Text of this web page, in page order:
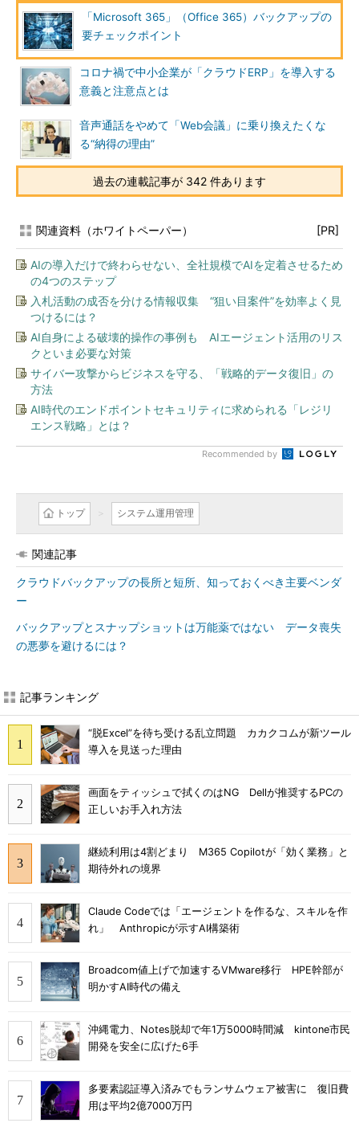
「Microsoft 365」（Office 365）バックアップの
要チェックポイント
コロナ禍で中小企業が「クラウドERP」を導入する
意義と注意点とは
音声通話をやめて「Web会議」に乗り換えたくな
る“納得の理由”
過去の連載記事が 342 件あります
関連資料（ホワイトペーパー） [PR]
AIの導入だけで終わらせない、全社規模でAIを定着させるため
の4つのステップ
入札活動の成否を分ける情報収集 “狙い目案件”を効率よく見
つけるには？
AI自身による破壊的操作の事例も AIエージェント活用のリス
クといま必要な対策
サイバー攻撃からビジネスを守る、「戦略的データ復旧」の
方法
AI時代のエンドポイントセキュリティに求められる「レジリ
エンス戦略」とは？
Recommended by
トップ システム運用管理
関連記事
クラウドバックアップの長所と短所、知っておくべき主要ベンダ
ー
バックアップとスナップショットは万能薬ではない データ喪失
の悪夢を避けるには？
記事ランキング
“脱Excel”を待ち受ける乱立問題 カカクコムが新ツール
導入を見送った理由
画面をティッシュで拭くのはNG Dellが推奨するPCの
正しいお手入れ方法
継続利用は4割どまり M365 Copilotが「効く業務」と
期待外れの境界
Claude Codeでは「エージェントを作るな、スキルを作
れ」 Anthropicが示すAI構築術
Broadcom値上げで加速するVMware移行 HPE幹部が
明かすAI時代の備え
沖縄電力、Notes脱却で年1万5000時間減 kintone市民
開発を安全に広げた6手
多要素認証導入済みでもランサムウェア被害に 復旧費
用は平均2億7000万円